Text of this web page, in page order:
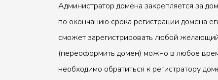
Администратор домена закрепляется за
по окончанию срока регистрации домена
сможет зарегистрировать любой
(переоформить домен) можно в любое
необходимо обратиться к регистратору